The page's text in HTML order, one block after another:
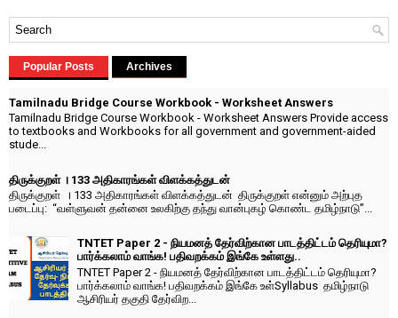
Popular Posts Archives
Tamilnadu Bridge Course Workbook - Worksheet Answers
Tamilnadu Bridge Course Workbook - Worksheet Answers Provide access
to textbooks and Workbooks for all government and government-aided
stude...
திருக்குறள் । 133 அதிகாரங்கள் விளக்கத்துடன்
திருக்குறள் । 133 அதிகாரங்கள் விளக்கத்துடன் திருக்குறள் என்னும் அற்புத
படைப்பு: “வள்ளுவன் தன்னை உலகிற்கு தந்து வான்புகழ் கொண்ட தமிழ்நாடு”...
TNTET Paper 2 - நியமனத் தேர்விற்கான பாடத்திட்டம் தெரியுமா?
பார்க்கலாம் வாங்க! பதிவறக்கம் இங்கே உள்ளது..
TNTET Paper 2 - நியமனத் தேர்விற்கான பாடத்திட்டம் தெரியுமா?
பார்க்கலாம் வாங்க! பதிவறக்கம் இங்கே உள்Syllabus தமிழ்நாடு
ஆசிரியர் தகுதி தேர்விற...